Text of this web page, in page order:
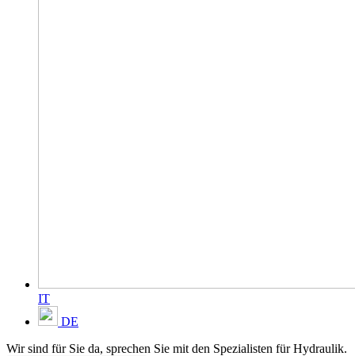
IT
DE
Wir sind für Sie da, sprechen Sie mit den Spezialisten für Hydraulik.